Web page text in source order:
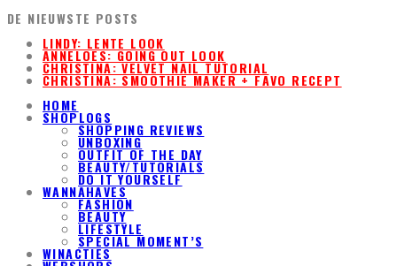
DE NIEUWSTE POSTS
LINDY: LENTE LOOK
ANNELOES: GOING OUT LOOK
CHRISTINA: VELVET NAIL TUTORIAL
CHRISTINA: SMOOTHIE MAKER + FAVO RECEPT
HOME
SHOPLOGS
SHOPPING REVIEWS
UNBOXING
OUTFIT OF THE DAY
BEAUTY/TUTORIALS
DO IT YOURSELF
WANNAHAVES
FASHION
BEAUTY
LIFESTYLE
SPECIAL MOMENT’S
WINACTIES